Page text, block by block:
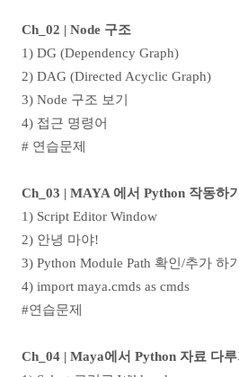
Ch_02 | Node 구조
1) DG (Dependency Graph)
2) DAG (Directed Acyclic Graph)
3) Node 구조 보기
4) 접근 명령어
# 연습문제
Ch_03 | MAYA 에서 Python 작동하기
1) Script Editor Window
2) 안녕 마야!
3) Python Module Path 확인/추가 하기
4) import maya.cmds as cmds
#연습문제
Ch_04 | Maya에서 Python